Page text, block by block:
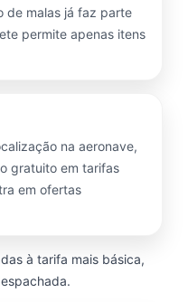
de malas já faz parte
permite apenas itens
na aeronave,
gratuito em tarifas
em ofertas
à tarifa mais básica,